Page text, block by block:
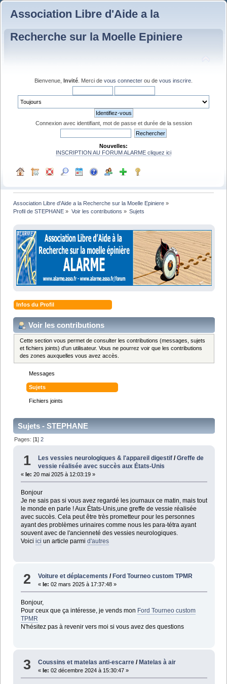
Association Libre d'Aide a la
Recherche sur la Moelle Epiniere
Bienvenue, Invité . Merci de vous connecter ou de vous inscrire
Connexion avec identifiant, mot de passe et durée de la session
Nouvelles:
INSCRIPTION AU FORUM ALARME cliquez ici
Association Libre d'Aide a la Recherche sur la Moelle Epiniere »
Profil de STEPHANE » Voir les contributions » Sujets
Infos du Profil
Voir les contributions
Cette section vous permet de consulter les contributions (messages, sujets
et fichiers joints) d'un utilisateur. Vous ne pourrez voir que les contributions
des zones auxquelles vous avez accès.
Messages
Sujets
Fichiers joints
Sujets - STEPHANE
Pages: [1]2
1 Les vessies neurologiques & l'appareil digestif /Greffe de
vessie réalisée avec succès aux États-Unis
« le: 20 mai 2025 à 12:03:19 »
Bonjour
Je ne sais pas si vous avez regardé les journaux ce matin, mais tout
le monde en parle ! Aux États-Unis,une greffe de vessie réalisée
avec succès. Cela peut être très prometteur pour les personnes
ayant des problèmes urinaires comme nous les para-tétra ayant
souvent avec de l'ancienneté des vessies neurologiques.
Voici ici un article parmi d'autres
2 Voiture et déplacements / Ford Tourneo custom TPMR
« le: 02 mars 2025 à 17:37:48 »
Bonjour,
Pour ceux que ça intéresse, je vends mon Ford Tourneo custom
TPMR
N'hésitez pas à revenir vers moi si vous avez des questions
3 Coussins et matelas anti-escarre /Matelas à air
«le: 02 décembre 2024 à 15:30:47 »